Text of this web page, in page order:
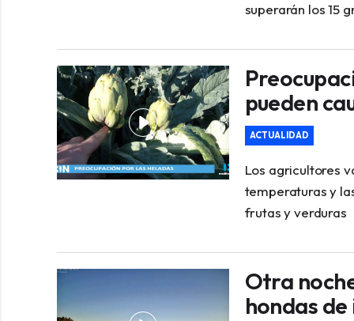
superarán los 15
pueden
ACTUALIDAD
Los agricultores
temperaturas y
frutas y verduras
Otra
hondas